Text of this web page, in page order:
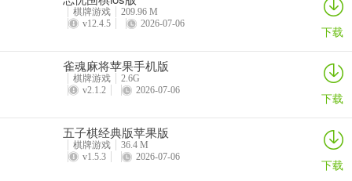
棋牌游戏
209.96 M
v12.4.5
2026-07-06 下载
雀魂麻将苹果手机版
棋牌游戏
2.6G
v2.1.2
2026-07-06 下载
五子棋经典版苹果版
棋牌游戏
36.4 M
v1.5.3
2026-07-06 下载